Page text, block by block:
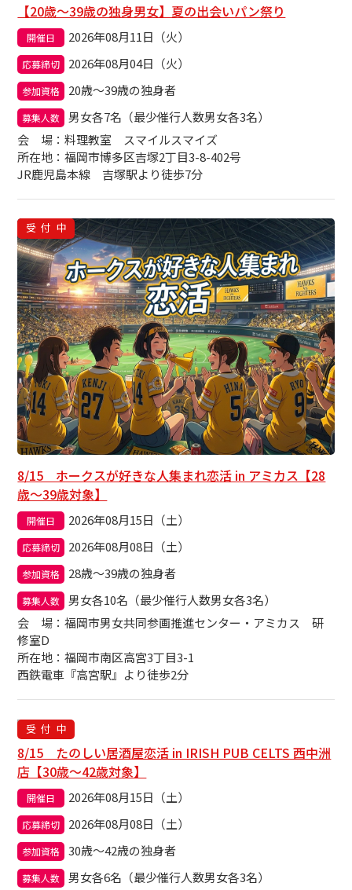
【20歳～39歳の独身男女】夏の出会いパン祭り
開催日 2026年08月11日（火）
応募締切 2026年08月04日（火）
参加資格 20歳～39歳の独身者
募集人数
男女各7名（最少催行人数男女各3名）
会場：料理教室 スマイルスマイズ
所在地：福岡市博多区吉塚2丁目3-8-402号
JR鹿児島本線 吉塚駅より徒歩7分
受付中
8/15 ホークスが好きな人集まれ恋活 in アミカス【28
歳～39歳対象】
開催日 2026年08月15日（土）
応募締切 2026年08月08日（土）
参加資格 28歳～39歳の独身者
募集人数
男女各10名（最少催行人数男女各3名）
会場：福岡市男女共同参画推進センター・アミカス 研
修室D
所在地：福岡市南区高宮3丁目3-1
西鉄電車『高宮駅』より徒歩2分
受付中
8/15 たのしい居酒屋恋活 in IRISH PUB CELTS 西中洲
店【30歳～42歳対象】
開催日 2026年08月15日（土）
応募締切 2026年08月08日（土）
参加資格 30歳～42歳の独身者
募集人数
男女各6名（最少催行人数男女各3名）